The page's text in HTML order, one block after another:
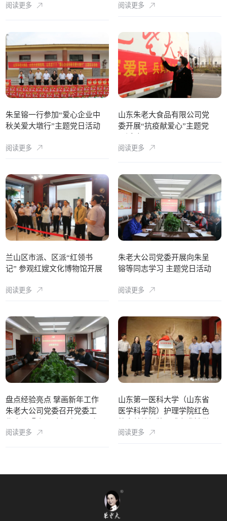
阅读更多 阅读更多
朱呈镕一行参加“爱心企业中
秋关爱大墩行”主题党日活动
阅读更多
山东朱老大食品有限公司党
委开展“抗疫献爱心”主题党
阅读更多
兰山区市派、区派“红领书
记” 参观红嫂文化博物馆开展
阅读更多
朱老大公司党委开展向朱呈
镕等同志学习 主题党日活动
阅读更多
盘点经验亮点 擘画新年工作
朱老大公司党委召开党委工
生活会
阅读更多
山东第一医科大学（山东省
医学科学院）护理学院红色
行
阅读更多